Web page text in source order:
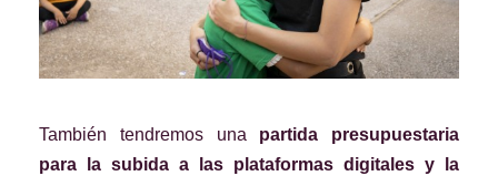
También tendremos una partida presupuestaria
para la subida a las plataformas digitales y la